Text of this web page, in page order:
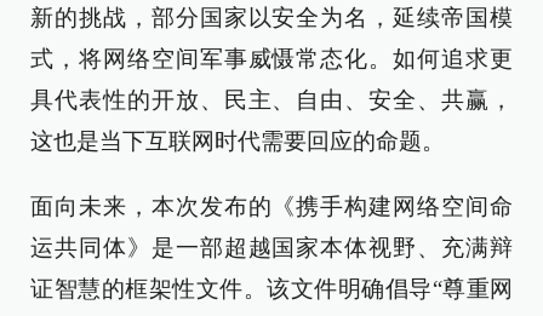
新的挑战，部分国家以安全为名，延续帝国模
式，将网络空间军事威慑常态化。如何追求更
具代表性的开放、民主、自由、安全、共赢，
这也是当下互联网时代需要回应的命题。
面向未来，本次发布的《携手构建网络空间命
运共同体》是一部超越国家本体视野、充满辩
证智慧的框架性文件。该文件明确倡导“尊重网